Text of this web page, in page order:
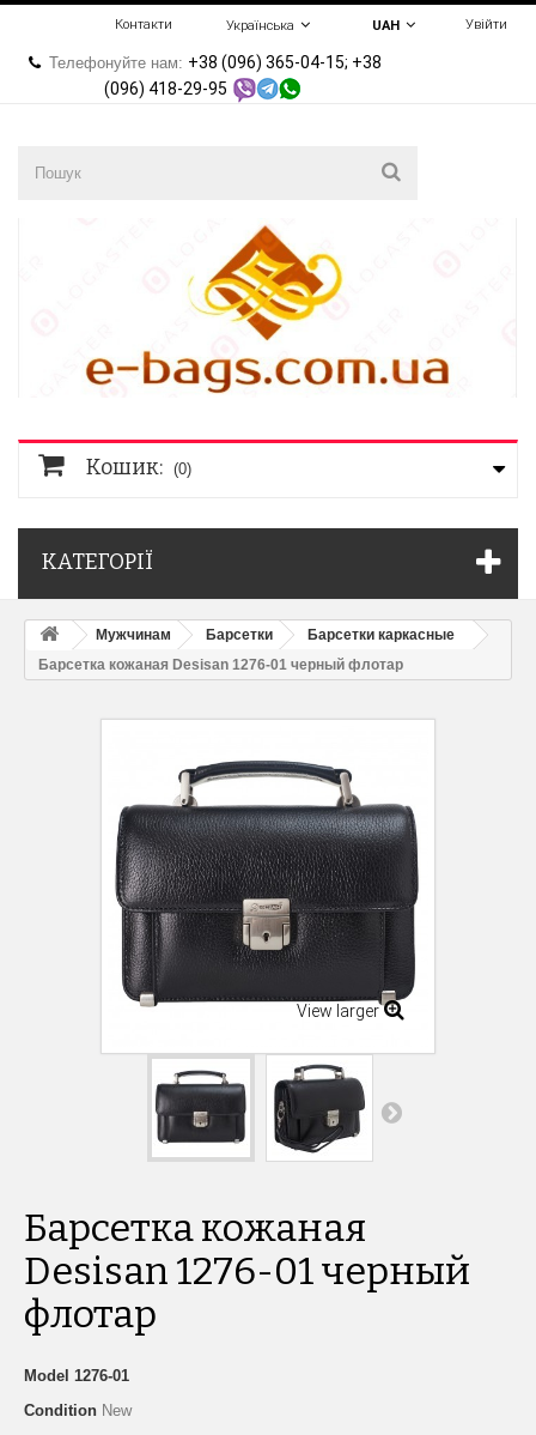
Увійти
UAH
Українська
Контакти
Телефонуйте нам: +38 (096) 365-04-15; +38
(096) 418-29-95
Кошик: (0)
КАТЕГОРІЇ
Мужчинам Барсетки
Барсетки каркасные
Барсетка кожаная Desisan 1276-01 черный флотар
View larger
Барсетка кожаная
Desisan 1276-01 черный
флотар
Model 1276-01
Condition New